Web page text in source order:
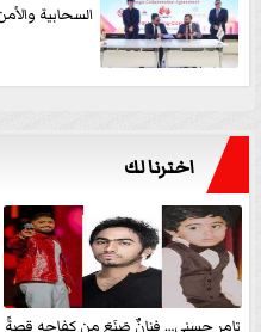
السحابية
اخترنا لك
تامر حسني… فنانٌ صَنَعَ من كفاحه قصةً